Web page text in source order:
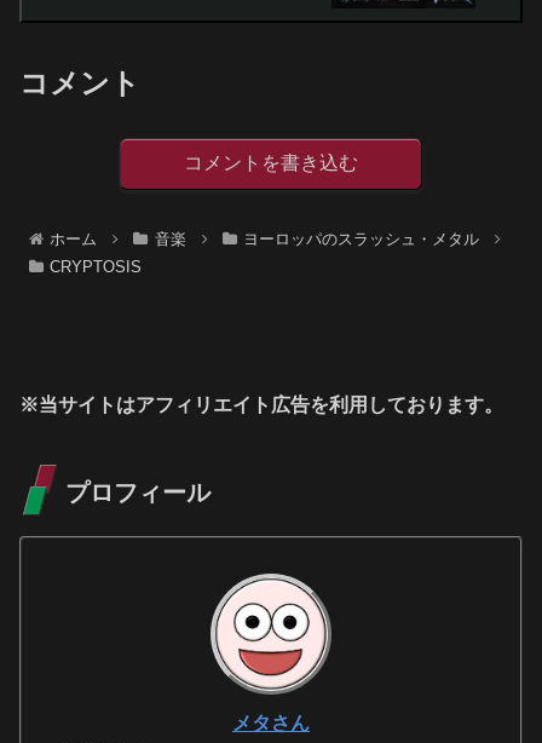
コメント
コメントを書き込む
ホーム 音楽
ヨーロッパのスラッシュ・メタル
CRYPTOSIS
※当サイトはアフィリエイト広告を利用しております。
プロフィール
メタさん